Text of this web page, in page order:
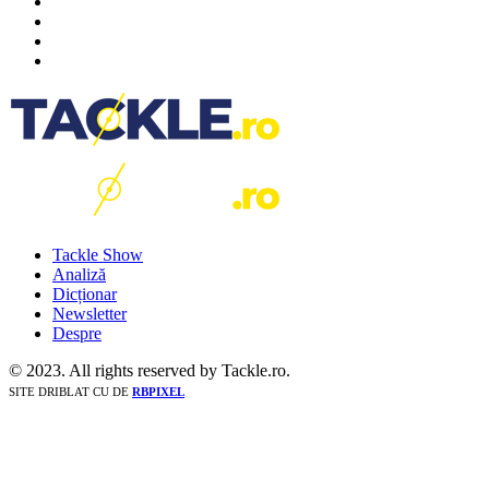
Tackle Show
Analiză
Dicționar
Newsletter
Despre
© 2023. All rights reserved by Tackle.ro.
SITE DRIBLAT CU DE RBPIXEL